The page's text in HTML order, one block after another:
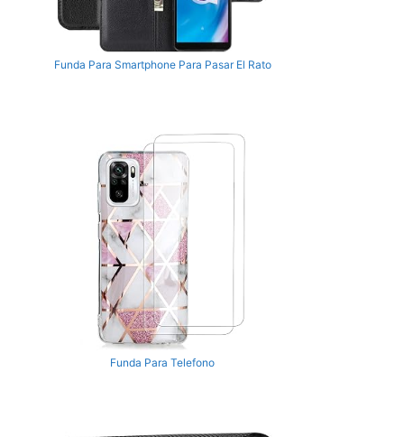
Funda Para Smartphone Para Pasar El Rato
Funda Para Telefono